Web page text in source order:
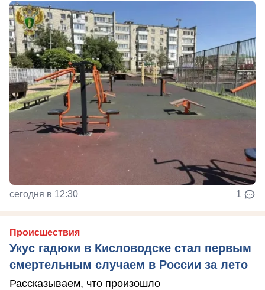
сегодня в 12:30 1
Происшествия
Укус гадюки в Кисловодске стал первым
смертельным случаем в России за лето
Рассказываем, что произошло